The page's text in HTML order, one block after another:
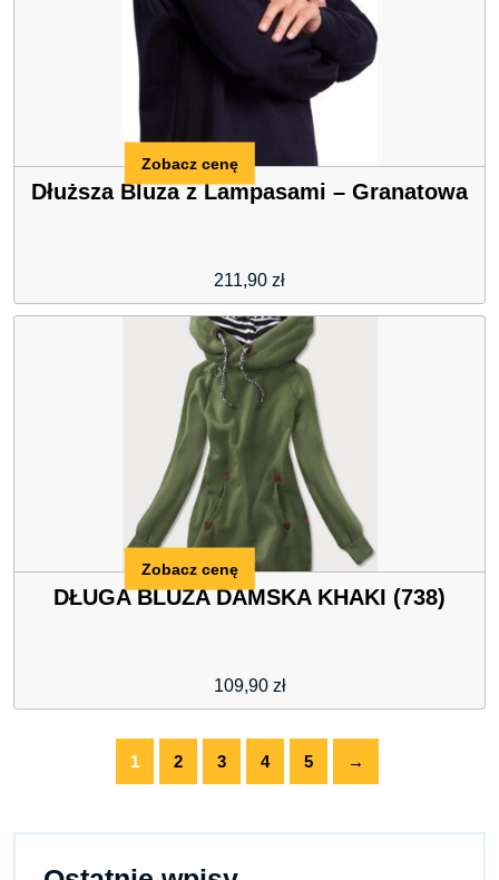
Dłuższa Bluza z Lampasami – Granatowa
211,90 zł
Zobacz cenę
DŁUGA BLUZA DAMSKA KHAKI (738)
109,90 zł
Zobacz cenę
1 2 3 4 5 →